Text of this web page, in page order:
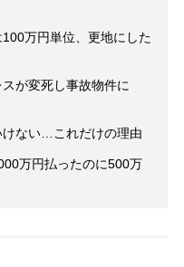
万円単位、更地にした
スが変死し事故物件に
けない…これだけの理由
万円払ったのに500万